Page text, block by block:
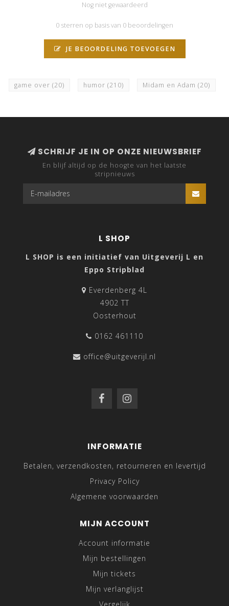
Nog niet gewaardeerd
0 sterren op basis van 0 beoordelingen
JE BEOORDELING TOEVOEGEN
game over (20) humor (210) Midam en Adam (20)
SCHRIJF JE IN OP ONZE NIEUWSBRIEF
En blijf altijd op de hoogte van het laatste
stripnieuws
L SHOP
L SHOP is een initiatief van Uitgeverij L en
Eppo Stripblad
Everdenberg 4L
4902 TT
Oosterhout
0162 461110
office@uitgeverijl.nl
INFORMATIE
Betalen, verzendkosten, retourneren en levertijd
Privacy Policy
Algemene voorwaarden
MIJN ACCOUNT
Account informatie
Mijn bestellingen
Mijn tickets
Mijn verlanglijst